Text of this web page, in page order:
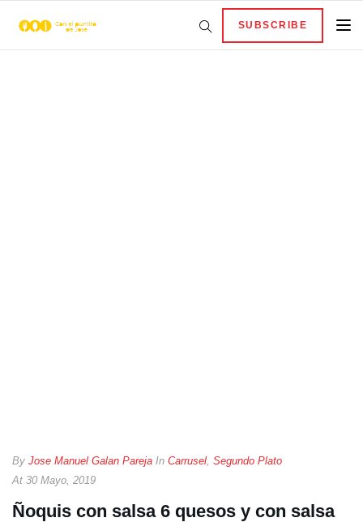
SUBSCRIBE
By Jose Manuel Galan Pareja In Carrusel, Segundo Plato
At 30 Mayo, 2019
Ñoquis con salsa 6 quesos y con salsa